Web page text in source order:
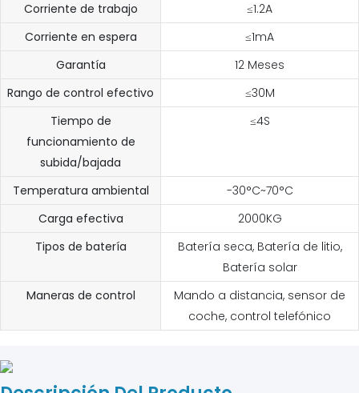
Corriente de trabajo
≤1.2A
Corriente en espera
≤1mA
Garantía
12 Meses
Rango de control efectivo
≤30M
Tiempo de
funcionamiento de
subida/bajada
≤4S
Temperatura ambiental
-30°C~70°C
Carga efectiva
2000KG
Tipos de batería
Batería seca, Batería de litio,
Batería solar
Maneras de control
Mando a distancia, sensor de
coche, control telefónico